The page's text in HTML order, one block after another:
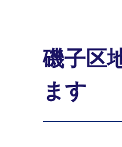
磯子区
ます